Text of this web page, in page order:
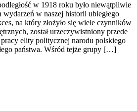
w 1918 roku było niewątpliwie
w naszej historii ubiegłego
na który złożyło się wiele czynników
został urzeczywistniony przede
elity politycznej narodu polskiego
państwa. Wśród tejże grupy […]